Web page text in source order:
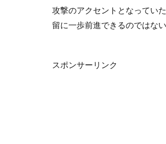
攻撃のアクセントとなってい
留に一歩前進できるのではな
スポンサーリンク